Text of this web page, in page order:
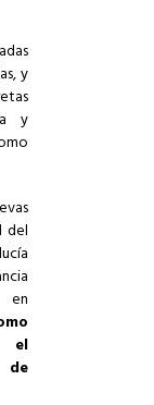
y
y
del
el